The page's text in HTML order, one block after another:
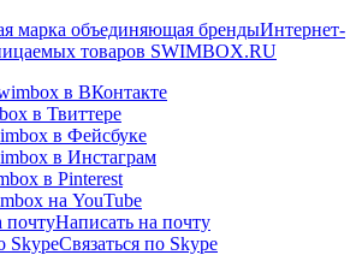
Интернет-
товаров SWIMBOX.RU
в ВКонтакте
в Твиттере
в Фейсбуке
в Инстаграм
в Pinterest
на YouTube
Написать на почту
Связаться по Skype